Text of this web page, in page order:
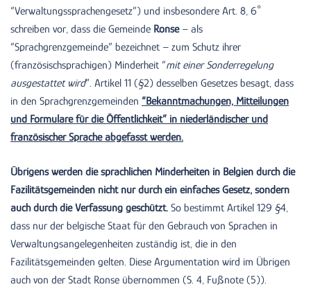
“Verwaltungssprachengesetz”) und insbesondere Art. 8, 6°
schreiben vor, dass die Gemeinde Ronse– als
“Sprachgrenzgemeinde” bezeichnet – zum Schutz ihrer
(französischsprachigen) Minderheit “mit einer Sonderregelung
ausgestattet wird”. Artikel 11 (§2) desselben Gesetzes besagt, dass
in den Sprachgrenzgemeinden “Bekanntmachungen, Mitteilungen
und Formulare für die Öffentlichkeit” in niederländischer und
französischer Sprache abgefasst werden.
Übrigens werden die sprachlichen Minderheiten in Belgien durch die
Fazilitätsgemeinden nicht nur durch ein einfaches Gesetz, sondern
auch durch die Verfassung geschützt. So bestimmt Artikel 129 §4,
dass nur der belgische Staat für den Gebrauch von Sprachen in
Verwaltungsangelegenheiten zuständig ist, die in den
Fazilitätsgemeinden gelten. Diese Argumentation wird im Übrigen
auch von der Stadt Ronse übernommen (S. 4, Fußnote (5)).